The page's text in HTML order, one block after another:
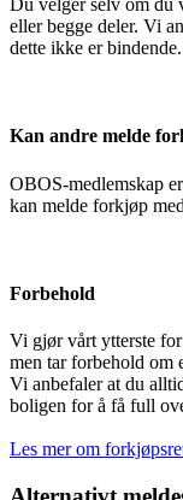
Du velger selv om du
eller begge deler. Vi
dette ikke er bindende.
Kan andre melde
OBOS-medlemskap
kan melde forkjøp
Forbehold
Vi gjør vårt ytterste
men tar forbehold om
Vi anbefaler at du
boligen for å få full
Les mer om